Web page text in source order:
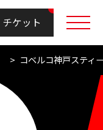
チケット
コベルコ神戸スティ